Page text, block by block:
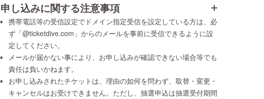
申し込みに関する注意事項
携帯電話等の受信設定でドメイン指定受信を設定している方は、必
ず「@ticketdive.com」からのメールを事前に受信できるように設
定してください。
メールが届かない事により、お申し込みが確認できない場合等でも
責任は負いかねます。
お申し込みされたチケットは、理由の如何を問わず、取替・変更・
キャンセルはお受けできません。ただし、抽選申込は抽選受付期間